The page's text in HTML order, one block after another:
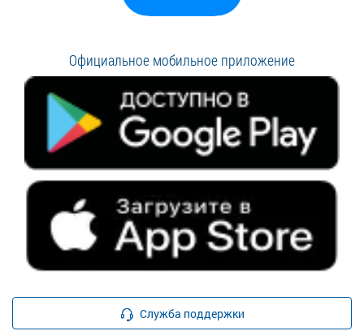
Официальное мобильное приложение
Служба поддержки